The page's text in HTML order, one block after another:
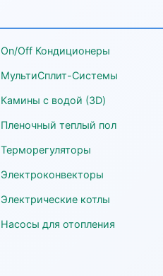
On/Off Кондиционеры
МультиСплит-Системы
Камины с водой (3D)
Пленочный теплый пол
Терморегуляторы
Электроконвекторы
Электрические котлы
Насосы для отопления